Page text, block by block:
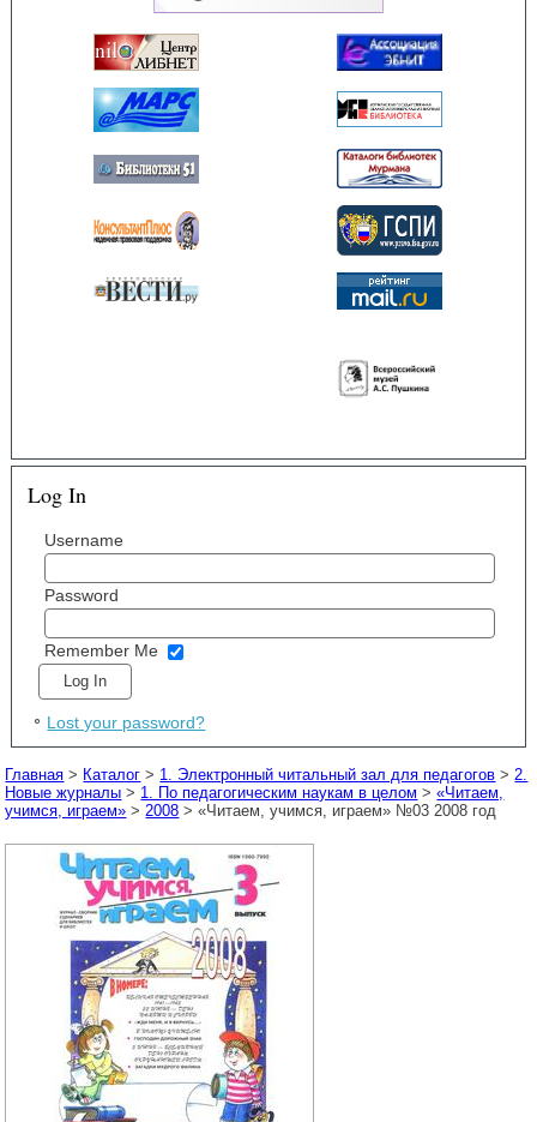
Log In
Username
Password
Remember Me
Lost your password?
Главная > Каталог > 1. Электронный читальный зал для педагогов > 2.
Новые журналы > 1. По педагогическим наукам в целом >«Читаем,
учимся, играем» > 2008 > «Читаем, учимся, играем» №03 2008 год